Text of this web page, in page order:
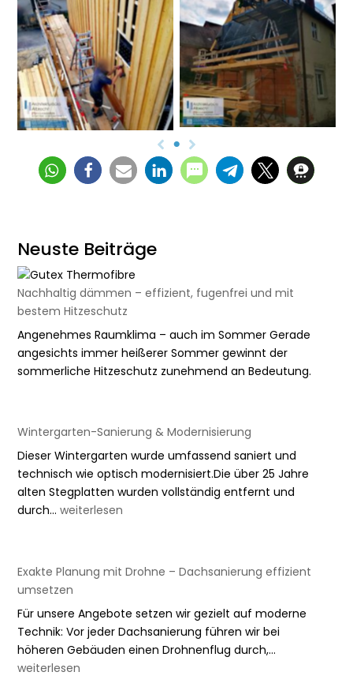
Neuste Beiträge
Nachhaltig dämmen – effizient, fugenfrei und mit
bestem Hitzeschutz
Angenehmes Raumklima – auch im Sommer Gerade
angesichts immer heißerer Sommer gewinnt der
sommerliche Hitzeschutz zunehmend an Bedeutung.
Wintergarten-Sanierung & Modernisierung
Dieser Wintergarten wurde umfassend saniert und
technisch wie optisch modernisiert.Die über 25 Jahre
alten Stegplatten wurden vollständig entfernt und
durch…Wintergarten-
Modernisierung
weiterlesen
Exakte Planung mit Drohne – Dachsanierung effizient
umsetzen
Für unsere Angebote setzen wir gezielt auf moderne
Technik: Vor jeder Dachsanierung führen wir bei
höheren Gebäuden einen Drohnenflug durch,…
weiterlesen